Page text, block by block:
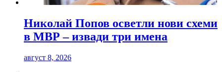
Николай Попов осветли нови схеми
в МВР – извади три имена
август 8, 2026